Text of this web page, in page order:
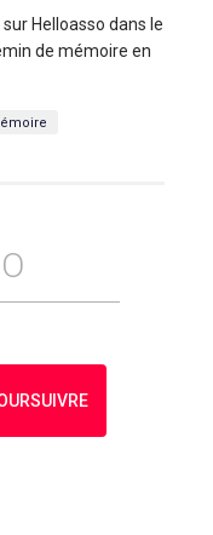
Helloasso dans le
de mémoire en